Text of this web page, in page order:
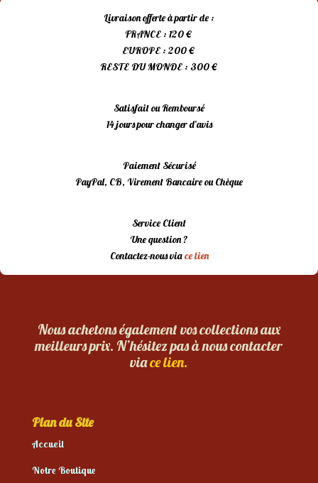
Livraison offerte à partir de :
FRANCE : 120 €
EUROPE : 200 €
RESTE DU MONDE : 300 €
Satisfait ou Remboursé
14 jours pour changer d’avis
Paiement Sécurisé
PayPal, CB, Virement Bancaire ou Chèque
Service Client
Une question ?
Contactez-nous viace lien
Nous achetons également vos collections aux
meilleurs prix. N’hésitez pas à nous contacter
viace lien.
Plan du Site
Accueil
Notre Boutique